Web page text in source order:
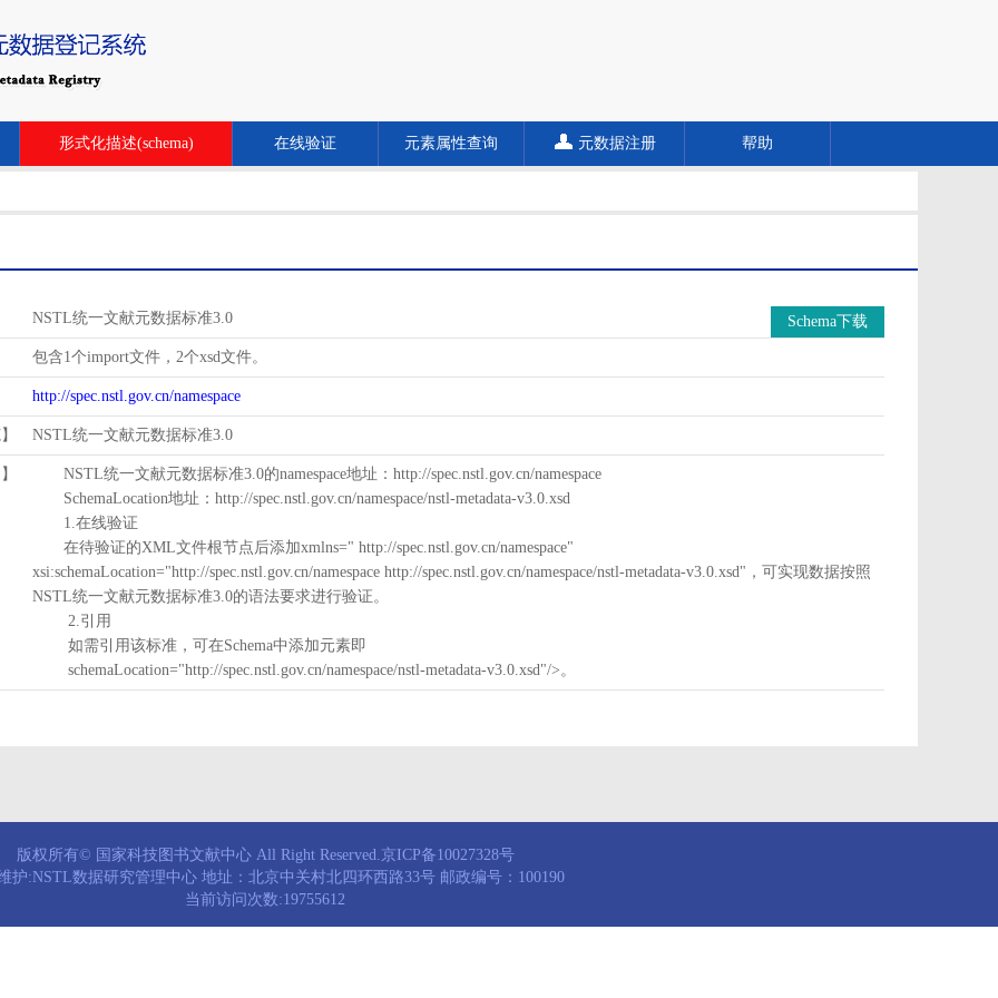
形式化描述(schema) 在线验证 元素属性查询 元数据注册 帮助
NSTL统一文献元数据标准3.0 Schema下载
包含1个import文件，2个xsd文件。
http://spec.nstl.gov.cn/namespace
NSTL统一文献元数据标准3.0
NSTL统一文献元数据标准3.0的namespace地址：http://spec.nstl.gov.cn/namespace
SchemaLocation地址：http://spec.nstl.gov.cn/namespace/nstl-metadata-v3.0.xsd
1.在线验证
在待验证的XML文件根节点后添加xmlns=" http://spec.nstl.gov.cn/namespace"
xsi:schemaLocation="http://spec.nstl.gov.cn/namespace http://spec.nstl.gov.cn/namespace/nstl-metadata-v3.0.xsd"，可实现数据按照
NSTL统一文献元数据标准3.0的语法要求进行验证。
2.引用
如需引用该标准，可在Schema中添加元素即
schemaLocation="http://spec.nstl.gov.cn/namespace/nstl-metadata-v3.0.xsd"/>。
版权所有© 国家科技图书文献中心 All Right Reserved.京ICP备10027328号
护:NSTL数据研究管理中心 地址：北京中关村北四环西路33号 邮政编号：100190
当前访问次数:19755612